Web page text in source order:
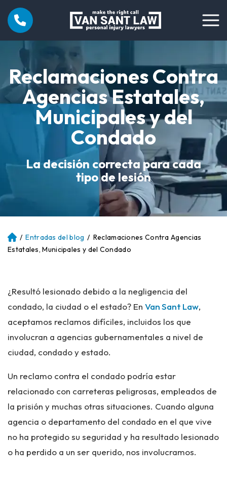
Reclamaciones Contra
Agencias Estatales,
Municipales y del
Condado
La decisión correcta para cada
tipo de lesión
Ini
ci
/ Entradas del blog / Reclamaciones Contra Agencias
Estatales, Municipales y del Condado
¿Resultó lesionado debido a la negligencia del
condado, la ciudad o el estado? En Van Sant Law,
aceptamos reclamos difíciles, incluidos los que
involucran a agencias gubernamentales a nivel de
ciudad, condado y estado.
Un reclamo contra el condado podría estar
relacionado con carreteras peligrosas, empleados de
la prisión y muchas otras situaciones. Cuando alguna
agencia o departamento del condado en el que vive
no ha protegido su seguridad y ha resultado lesionado
o ha perdido a un ser querido, nos involucramos.